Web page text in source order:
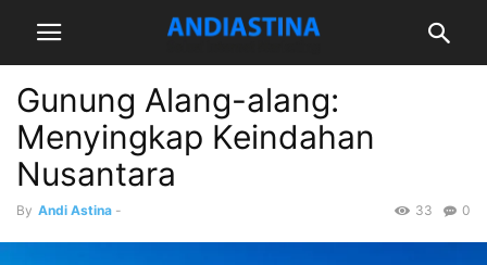
Gunung Alang-alang:
Menyingkap Keindahan
Nusantara
By Andi Astina - 0
33